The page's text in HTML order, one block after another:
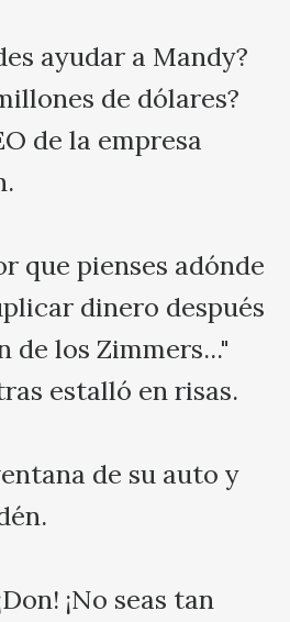
ayudar a Mandy?
de dólares?
de la empresa
que pienses adónde
dinero después
de los Zimmers..."
estalló en risas.
de su auto y
¡No seas tan